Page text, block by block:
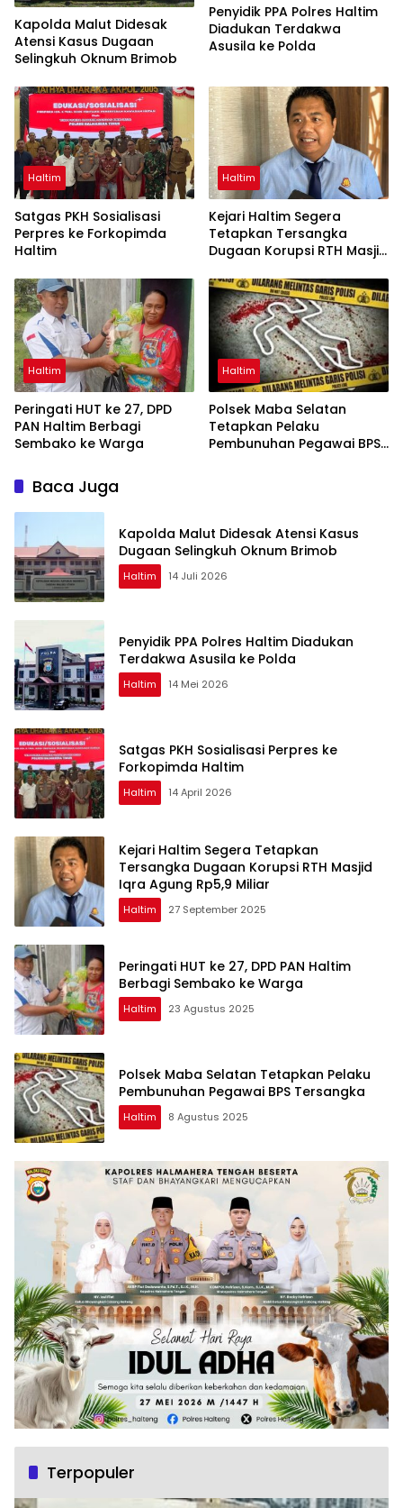
Kapolda Malut Didesak
Atensi Kasus Dugaan
Selingkuh Oknum Brimob
Penyidik PPA Polres Haltim
Diadukan Terdakwa
Asusila ke Polda
Haltim
Satgas PKH Sosialisasi
Perpres ke Forkopimda
Haltim
Haltim
Kejari Haltim Segera
Tetapkan Tersangka
Dugaan Korupsi RTH Masjid
Haltim
Peringati HUT ke 27, DPD
PAN Haltim Berbagi
Sembako ke Warga
Haltim
Polsek Maba Selatan
Tetapkan Pelaku
Pembunuhan Pegawai BPS
Baca Juga
Kapolda Malut Didesak Atensi Kasus
Dugaan Selingkuh Oknum Brimob
Haltim 14 Juli 2026
Penyidik PPA Polres Haltim Diadukan
Terdakwa Asusila ke Polda
Haltim 14 Mei 2026
Satgas PKH Sosialisasi Perpres ke
Forkopimda Haltim
Haltim 14 April 2026
Kejari Haltim Segera Tetapkan
Tersangka Dugaan Korupsi RTH Masjid
Iqra Agung Rp5,9 Miliar
Haltim 27 September 2025
Peringati HUT ke 27, DPD PAN Haltim
Berbagi Sembako ke Warga
Haltim 23 Agustus 2025
Polsek Maba Selatan Tetapkan Pelaku
Pembunuhan Pegawai BPS Tersangka
Haltim 8 Agustus 2025
Terpopuler